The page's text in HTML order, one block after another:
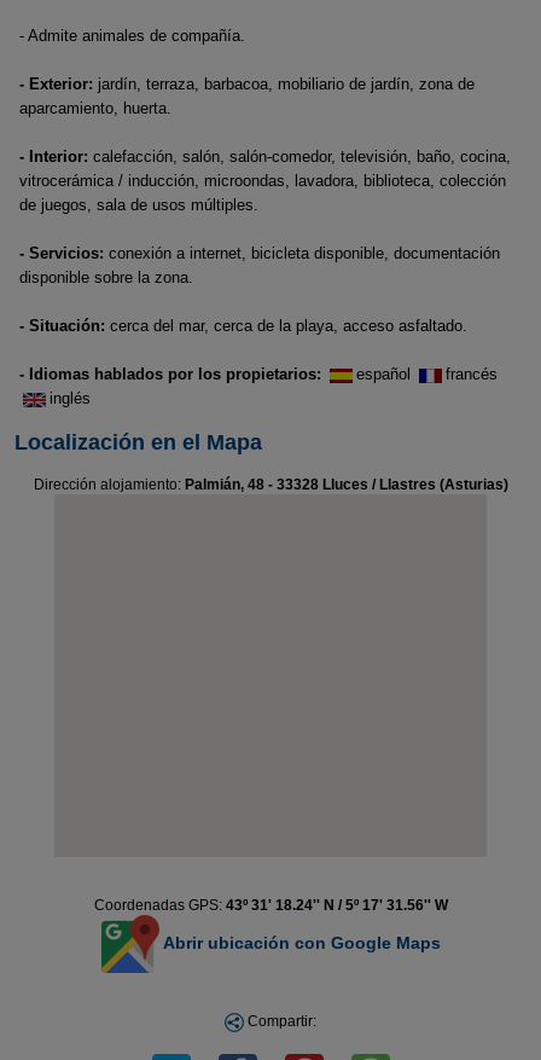
- Admite animales de compañía.
- Exterior: jardín, terraza, barbacoa, mobiliario de jardín, zona de
aparcamiento, huerta.
- Interior: calefacción, salón, salón-comedor, televisión, baño, cocina,
vitrocerámica / inducción, microondas, lavadora, biblioteca, colección
de juegos, sala de usos múltiples.
- Servicios: conexión a internet, bicicleta disponible, documentación
disponible sobre la zona.
- Situación: cerca del mar, cerca de la playa, acceso asfaltado.
- Idiomas hablados por los propietarios: español
francés
inglés
Localización en el Mapa
Dirección alojamiento: Palmián, 48 - 33328 Lluces / Llastres (Asturias)
Coordenadas GPS: 43º 31' 18.24'' N / 5º 17' 31.56'' W
Abrir ubicación con Google Maps
Compartir: